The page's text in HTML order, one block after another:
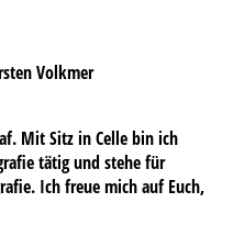
Mit Sitz in Celle bin ich
tätig und stehe für
Ich freue mich auf Euch,